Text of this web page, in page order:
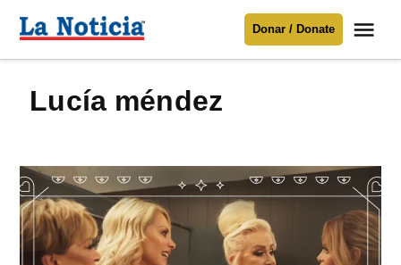
Para mantenerte informado necesitamos
contenido
Noticia
Donar / Donate
lucía méndez